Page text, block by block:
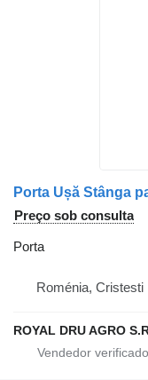
Porta Ușă Stânga
Preço sob consulta
Porta
Roménia, Cristesti
ROYAL DRU AGRO